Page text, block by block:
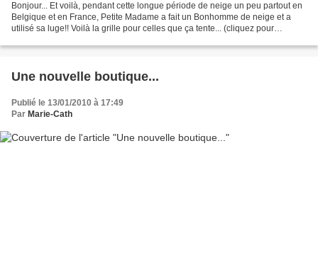
Bonjour... Et voilà, pendant cette longue période de neige un peu partout en
Belgique et en France, Petite Madame a fait un Bonhomme de neige et a
utilisé sa luge!! Voilà la grille pour celles que ça tente... (cliquez pour
Une nouvelle boutique...
Publié le 13/01/2010 à 17:49
Par Marie-Cath